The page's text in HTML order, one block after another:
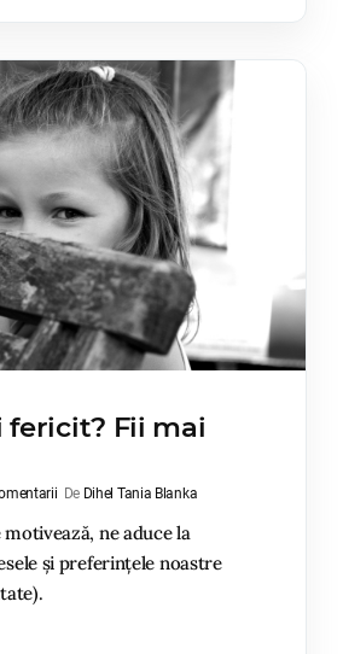
fericit? Fii mai
De Dihel Tania Blanka
ne aduce la
și preferințele noastre